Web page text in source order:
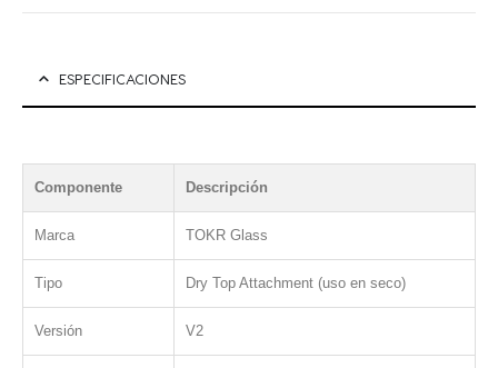
ESPECIFICACIONES
Componente Descripción
Marca TOKR Glass
Tipo Dry Top Attachment (uso en seco)
Versión V2